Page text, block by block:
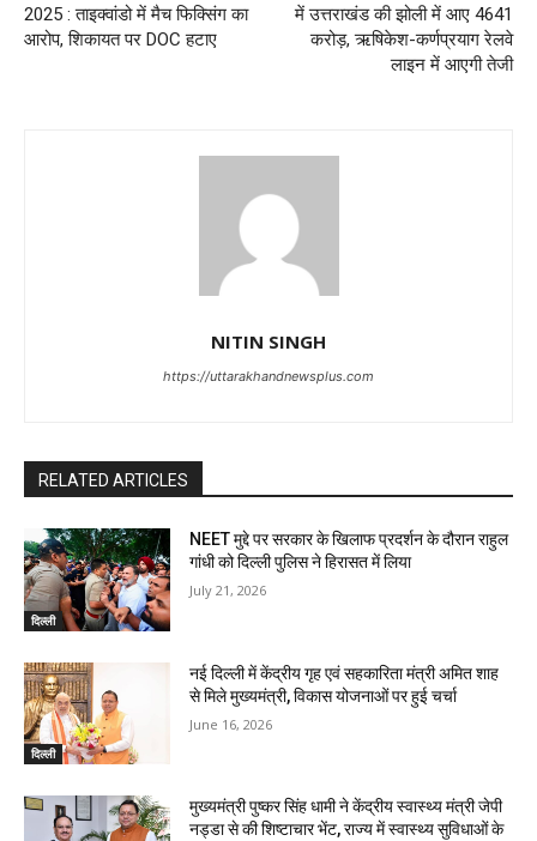
2025 : ताइक्वांडो में मैच फिक्सिंग का
आरोप, शिकायत पर DOC हटाए
में उत्तराखंड की झोली में आए 4641
करोड़, ऋषिकेश-कर्णप्रयाग रेलवे
लाइन में आएगी तेजी
NITIN SINGH
https://uttarakhandnewsplus.com
RELATED ARTICLES
दिल्ली
NEET मुद्दे पर सरकार के खिलाफ प्रदर्शन के दौरान राहुल
गांधी को दिल्ली पुलिस ने हिरासत में लिया
July 21, 2026
दिल्ली
नई दिल्ली में केंद्रीय गृह एवं सहकारिता मंत्री अमित शाह
से मिले मुख्यमंत्री, विकास योजनाओं पर हुई चर्चा
June 16, 2026
मुख्यमंत्री पुष्कर सिंह धामी ने केंद्रीय स्वास्थ्य मंत्री जेपी
नड्डा से की शिष्टाचार भेंट, राज्य में स्वास्थ्य सुविधाओं के